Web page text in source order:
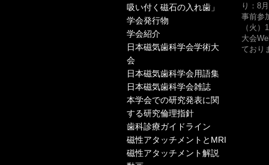
吸い付く磁石の入れ歯」
学会発行物
学会紹介
日本磁気歯科学会学術大
会
日本磁気歯科学会用語集
日本磁気歯科学会雑誌
本学会での研究発表に関
する研究倫理指針
歯科診療ガイドライン
磁性アタッチメントとMRI
磁性アタッチメント解説
り：8
事前参
（火
大会
ており